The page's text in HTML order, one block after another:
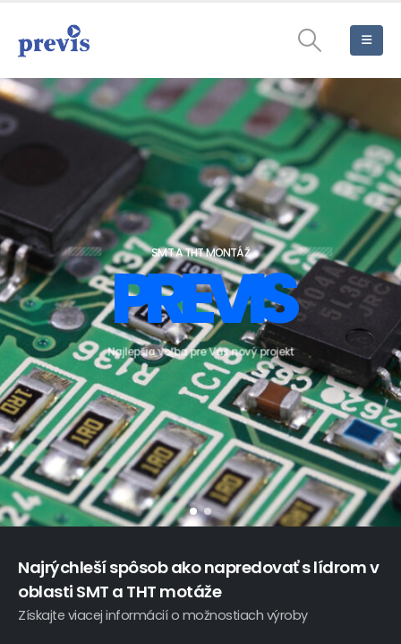
SMT A THT MONTÁŽ
PREVIS
NajlepšiavoľbapreVášnovýprojekt
Najrýchleší spôsob ako napredovať s lídrom v
oblasti SMT a THT motáže
Získajte viacej informácií o možnostiach výroby